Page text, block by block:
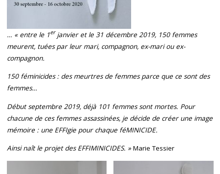
… « entre le 1erjanvier et le 31 décembre 2019, 150 femmes
meurent, tuées par leur mari, compagnon, ex-mari ou ex-
compagnon.
150 féminicides : des meurtres de femmes parce que ce sont des
femmes…
Début septembre 2019, déjà 101 femmes sont mortes. Pour
chacune de ces femmes assassinées, je décide de créer une image
mémoire : une EFFIgie pour chaque féMINICIDE.
Ainsi naît le projet des EFFIMINICIDES. »Marie Tessier